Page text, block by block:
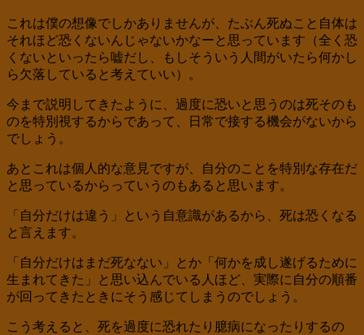
これは僕の想像でしかありませんが、たぶん死ぬこと自体は
それほど恐くないんじゃないかなーと思っています（全く恐
くないといったら嘘だし、もしそういう人間がいたら何かし
ら欠落していると考えていい）。
今まで説明してきたように、過度に恐いと思うのは死そのも
のを特別視するからであって、日常で接する機会がないから
でしょう。
あとこれは個人的な意見ですが、自分のことを特別な存在だ
と思っているからっていうのもあると思います。
「自分だけは違う」という自意識があるから、死は恐くなる
と言えます。
「自分だけはまだ死なない」とか「何かを成し遂げるために
生まれてきた」と思い込んでいる人ほど、実際に自分の順番
が回ってきたときにそう感じてしまうのでしょう。
こう考えると、死を過度に恐れたり臆病になったりするの